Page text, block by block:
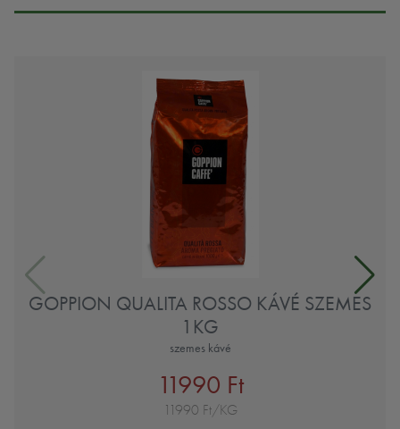
GOPPION QUALITA ROSSO KÁVÉ SZEMES
1KG
szemes kávé
11990 Ft
11990 Ft/KG